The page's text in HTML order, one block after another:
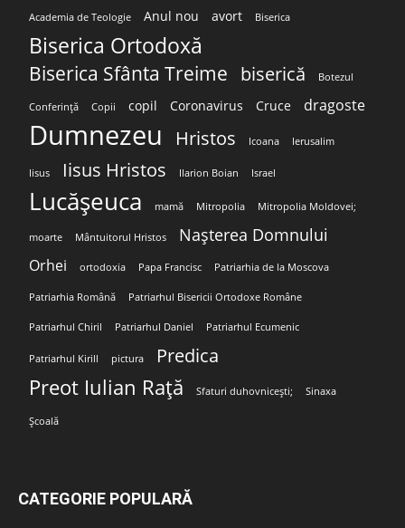
Academia de Teologie Anul nou avort Biserica
Biserica Ortodoxă
Biserica Sfânta Treime biserică Botezul
Conferință Copii copil Coronavirus Cruce dragoste
Dumnezeu Hristos Icoana Ierusalim
Iisus Iisus Hristos Ilarion Boian Israel
Lucășeuca mamă Mitropolia Mitropolia Moldovei;
moarte Mântuitorul Hristos Nașterea Domnului
Orhei ortodoxia Papa Francisc Patriarhia de la Moscova
Patriarhia Română Patriarhul Bisericii Ortodoxe Române
Patriarhul Chiril Patriarhul Daniel Patriarhul Ecumenic
Patriarhul Kirill pictura Predica
Preot Iulian Rață Sfaturi duhovnicești; Sinaxa
Școală
CATEGORIE POPULARĂ